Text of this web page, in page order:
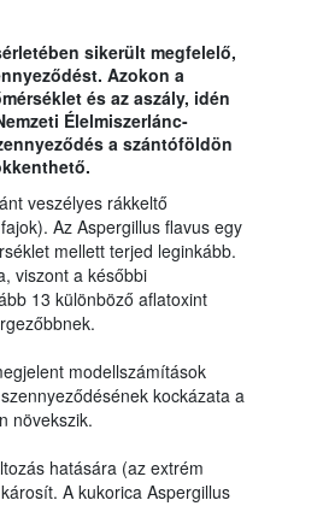
sikerült megfelelő,
Azokon a
és az aszály, idén
Élelmiszerlánc-
a szántóföldön
veszélyes rákkeltő
Az Aspergillus flavus egy
mellett terjed leginkább.
viszont a későbbi
13 különböző aflatoxint
modellszámítások
kockázata a
növekszik.
hatására (az extrém
A kukorica Aspergillus